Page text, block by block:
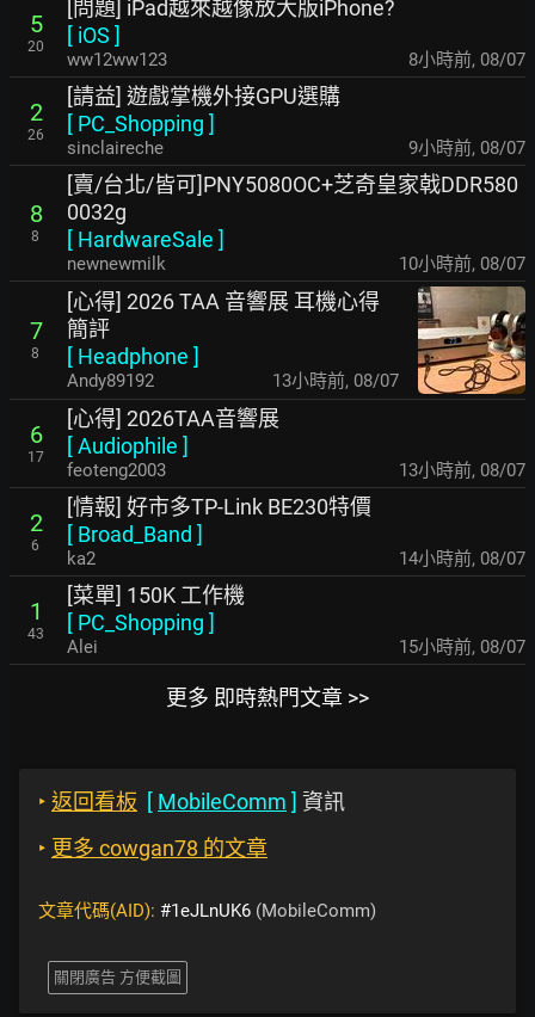
5
20
[問題] iPad越來越像放大版iPhone?
[ iOS ]
ww12ww123 8小時前, 08/07
2
26
[請益] 遊戲掌機外接GPU選購
[ PC_Shopping ]
sinclaireche 9小時前, 08/07
8
8
[賣/台北/皆可]PNY5080OC+芝奇皇家戟DDR580
0032g
[ HardwareSale ]
newnewmilk 10小時前, 08/07
7
8
[心得] 2026 TAA 音響展 耳機心得
簡評
[ Headphone ]
Andy89192 13小時前, 08/07
6
17
[心得] 2026TAA音響展
[Audiophile ]
feoteng2003 13小時前, 08/07
2
6
[情報] 好市多TP-Link BE230特價
[ Broad_Band ]
ka2 14小時前, 08/07
1
43
[菜單] 150K 工作機
[ PC_Shopping ]
Alei 15小時前, 08/07
更多 即時熱門文章 >>
‣ 返回看板 [ MobileComm ] 資訊
‣ 更多 cowgan78 的文章
文章代碼(AID): #1eJLnUK6 (MobileComm)
關閉廣告 方便截圖